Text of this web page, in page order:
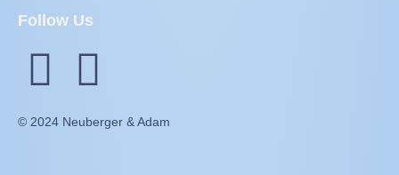
Follow Us
© 2024 Neuberger & Adam